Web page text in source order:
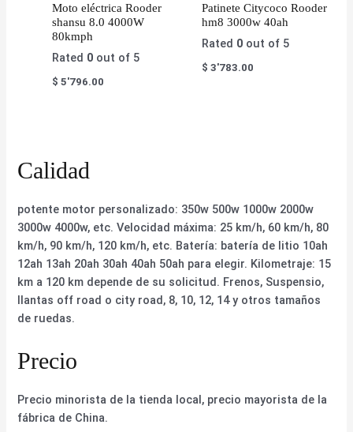
Moto eléctrica Rooder
shansu 8.0 4000W
80kmph
Rated 0 out of 5
$ 5'796.00
Patinete Citycoco Rooder
hm8 3000w 40ah
Rated 0out of 5
$ 3'783.00
Calidad
potente motor personalizado: 350w 500w 1000w 2000w
3000w 4000w, etc. Velocidad máxima: 25 km/h, 60 km/h, 80
km/h, 90 km/h, 120 km/h, etc. Batería: batería de litio 10ah
12ah 13ah 20ah 30ah 40ah 50ah para elegir. Kilometraje: 15
km a 120 km depende de su solicitud. Frenos, Suspensio,
llantas off road o city road, 8, 10, 12, 14 y otros tamaños
de ruedas.
Precio
Precio minorista de la tienda local, precio mayorista de la
fábrica de China.